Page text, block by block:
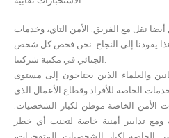
نقل مع الفريق. الأمن التاي، وخدمات
يقودنا إلى النجاح. نحن فحص كل شخص
الجنائي في مكتبة شركتنا.
والعلماء الذين يحتاجون إلى مستوى
الخاصة للأفراد وقطاع الأعمال الذي
الأمن الخاصة موطن لكبار الشخصيات.
ومع تدابير أمنية خاصة لتجنب أي خطر